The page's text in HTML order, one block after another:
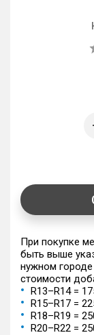
При покупке
быть выше
нужном
стоимости
R13–R14 =
R15–R17 =
R18–R19 =
R20–R22 =